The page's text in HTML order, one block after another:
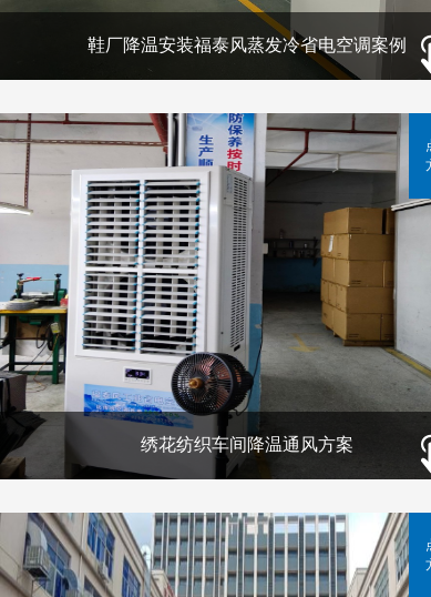
鞋厂降温安装福泰风蒸发冷省电空调案例
绣花纺织车间降温通风方案